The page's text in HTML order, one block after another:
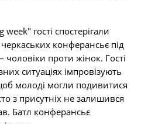
гості спостерігали
конферансьє під
чоловіки проти жінок. Гості
ситуаціях імпровізують
молоді могли подивитися
з присутніх не залишився
Батл конферансьє